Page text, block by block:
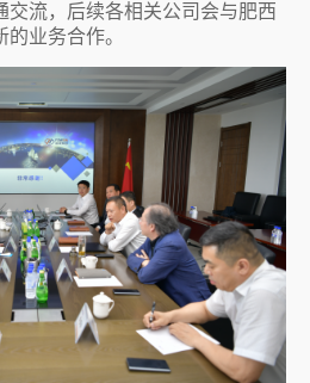
交流，后续各相关公司会与肥西
业务合作。